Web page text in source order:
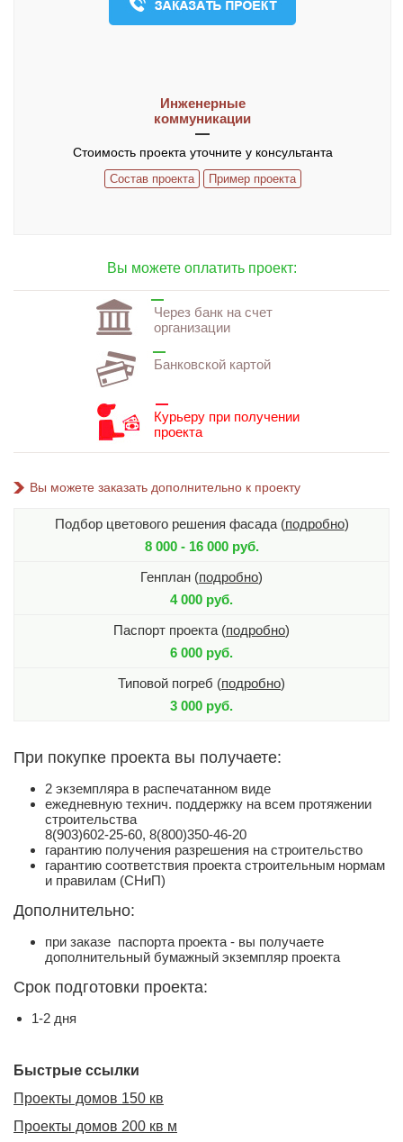
Инженерные
коммуникации
Стоимость проекта уточните у консультанта
Состав проекта Пример проекта
Вы можете оплатить проект:
Через банк на счет
организации
Банковской картой
Курьеру при получении
проекта
Вы можете заказать дополнительно к проекту
Подбор цветового решения фасада (подробно)
8 000 - 16 000 руб.
Генплан (подробно)
4 000 руб.
Паспорт проекта (подробно)
6 000 руб.
Типовой погреб (подробно)
3 000 руб.
При покупке проекта вы получаете:
2 экземпляра в распечатанном виде
ежедневную технич. поддержку на всем протяжении
строительства
8(903)602-25-60, 8(800)350-46-20
гарантию получения разрешения на строительство
гарантию соответствия проекта строительным нормам
и правилам (СНиП)
Дополнительно:
при заказе паспорта проекта - вы получаете
дополнительный бумажный экземпляр проекта
Срок подготовки проекта:
1-2 дня
Быстрые ссылки
Проекты домов 150 кв
Проекты домов 200 кв м